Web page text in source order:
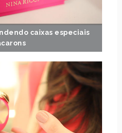
caixas especiais